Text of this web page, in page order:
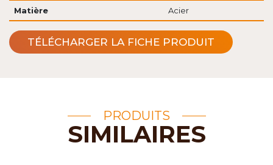
Matière Acier
TÉLÉCHARGER LA FICHE PRODUIT
PRODUITS
SIMILAIRES